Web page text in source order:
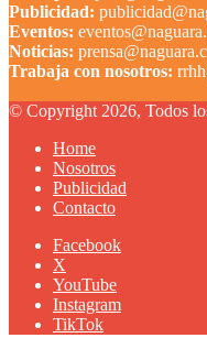
Publicidad:
Eventos:
Noticias:
Trabaja con nosotros:
© Copyright 2026, Todos
Home
Nosotros
Publicidad
Contacto
Facebook
X
YouTube
Instagram
TikTok